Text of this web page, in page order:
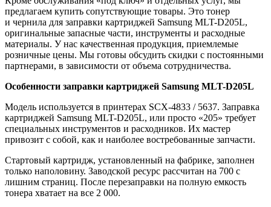
предлагаем купить сопутствующие товары. Это тонер
и чернила для заправки картриджей Samsung MLT-D205L,
оригинальные запасные части, инструменты и расходные
материалы. У нас качественная продукция, приемлемые
розничные цены. Мы готовы обсудить скидки с постоянными
партнерами, в зависимости от объема сотрудничества.
Особенности заправки картриджей Samsung MLT-D205L
Модель используется в принтерах SCX-4833 / 5637. Заправка
картриджей Samsung MLT-D205L, или просто «205» требует
специальных инструментов и расходников. Их мастер
привозит с собой, как и наиболее востребованные запчасти.
Стартовый картридж, установленный на фабрике, заполнен
только наполовину. Заводской ресурс рассчитан на 700 с
лишним страниц. После перезаправки на полную емкость
тонера хватает на все 2 000.